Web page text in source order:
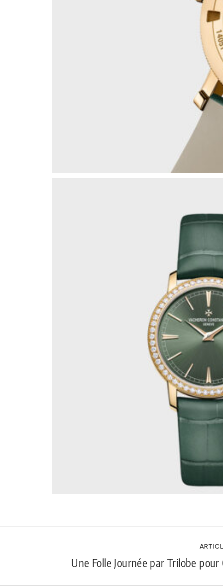
Une Folle Journée par Trilobe